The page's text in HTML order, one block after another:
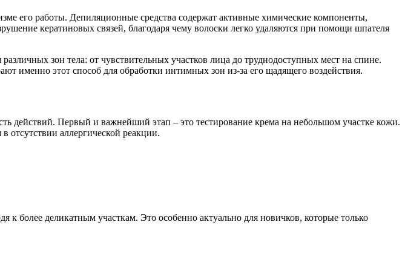
его работы. Депиляционные средства содержат активные химические компоненты,
кератиновых связей, благодаря чему волоски легко удаляются при помощи шпателя
зон тела: от чувствительных участков лица до труднодоступных мест на спине.
именно этот способ для обработки интимных зон из-за его щадящего воздействия.
действий. Первый и важнейший этап – это тестирование крема на небольшом участке кожи.
отсутствии аллергической реакции.
более деликатным участкам. Это особенно актуально для новичков, которые только